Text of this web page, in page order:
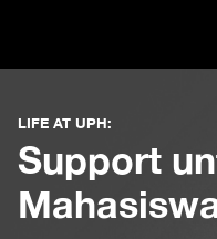
LIFE AT UPH:
Support